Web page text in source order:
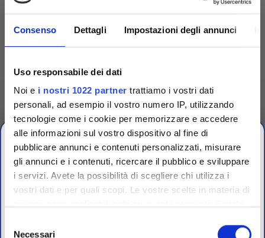
Consenso Dettagli Impostazioni degli annunci
Uso responsabile dei dati
Noi e i nostri 1022 partner trattiamo i vostri dati
personali, ad esempio il vostro numero IP, utilizzando
tecnologie come i cookie per memorizzare e accedere
alle informazioni sul vostro dispositivo al fine di
pubblicare annunci e contenuti personalizzati, misurare
gli annunci e i contenuti, ricercare il pubblico e sviluppare
i servizi. Avete la possibilità di scegliere chi utilizza i
vostri dati e per quali scopi. Le vostre scelte in materia di
modificare o revocare il proprio consenso in qualsiasi
Necessari
Competenza
Fornitori specializzati per laboratori conto terzi e
controllo qualità industriale
OFFERTE PROMO